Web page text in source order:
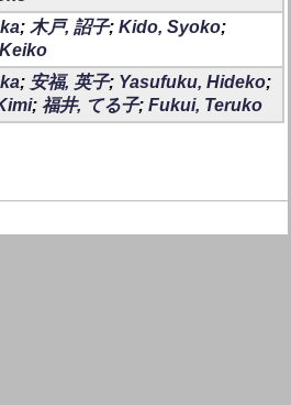
; 木戸, 詔子; Kido, Syoko;
; 安福, 英子; Yasufuku, Hideko;
; 福井, てる子; Fukui, Teruko